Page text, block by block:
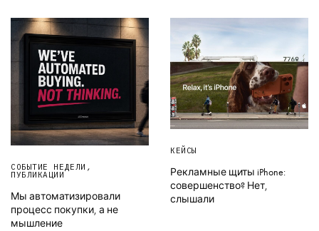
СОБЫТИЕ НЕДЕЛИ ,
ПУБЛИКАЦИИ
Мы автоматизировали
процесс покупки, а не
мышление
КЕЙСЫ
Рекламные щиты iPhone:
совершенство? Нет,
слышали